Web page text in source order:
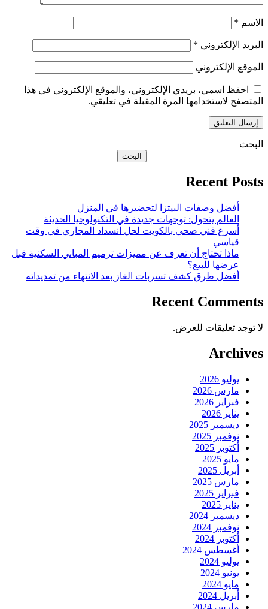
الاسم *
البريد الإلكتروني *
الموقع الإلكتروني
احفظ اسمي، بريدي الإلكتروني، والموقع الإلكتروني في هذا
المتصفح لاستخدامها المرة المقبلة في تعليقي.
البحث
البحث
Recent Posts
أفضل وصفات البيتزا لتحضيرها في المنزل
العالم يتحول: توجهات جديدة في التكنولوجيا الحديثة
أسرع فني صحي بالكويت لحل انسداد المجاري في وقت
قياسي
ماذا تحتاج أن تعرف عن مميزات ترميم المباني السكنية قبل
عرضها للبيع؟
أفضل طرق كشف تسربات الغاز بعد الانتهاء من تمديداته
Recent Comments
لا توجد تعليقات للعرض.
Archives
يوليو 2026
مارس 2026
فبراير 2026
يناير 2026
ديسمبر 2025
نوفمبر 2025
أكتوبر 2025
مايو 2025
أبريل 2025
مارس 2025
فبراير 2025
يناير 2025
ديسمبر 2024
نوفمبر 2024
أكتوبر 2024
أغسطس 2024
يوليو 2024
يونيو 2024
مايو 2024
أبريل 2024
مارس 2024